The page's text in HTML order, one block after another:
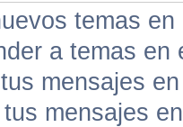
temas
a temas en
mensajes
tus mensajes